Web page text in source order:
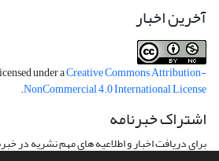
آخرین اخبار
under aCreative Commons Attribution-
NonCommercial 4.0 International License
.
اشتراک خبرنامه
برای دریافت اخبار و اطلاعیه های مهم نشریه در